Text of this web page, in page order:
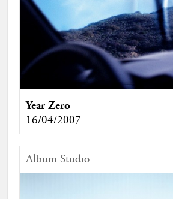
Year Zero
16/04/2007
Album Studio